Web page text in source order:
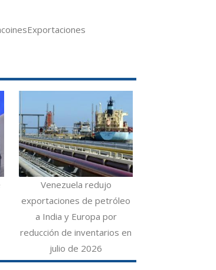
Exportaciones
Venezuela redujo
exportaciones de petróleo
a India y Europa por
reducción de inventarios en
julio de 2026